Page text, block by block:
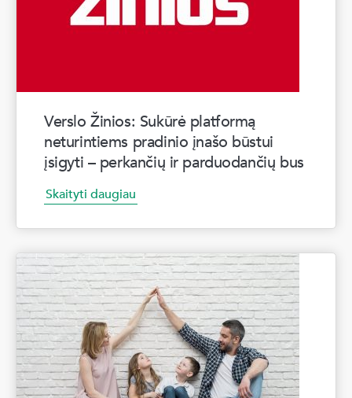
Verslo Žinios: Sukūrė platformą
neturintiems pradinio įnašo būstui
įsigyti – perkančių ir parduodančių bus
Skaityti daugiau